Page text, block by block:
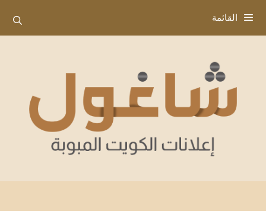
إلى
المحتوى
القائمة